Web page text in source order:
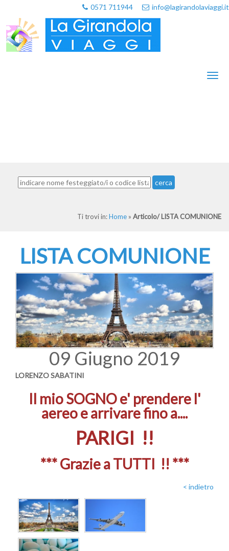
0571 711944 info@lagirandolaviaggi.it
cerca
Ti trovi in:Home » Articolo/ LISTA COMUNIONE
LISTA COMUNIONE
09 Giugno 2019
LORENZO SABATINI
Il mio SOGNO e' prendere l'
aereo e arrivare fino a....
PARIGI !!
*** Grazie a TUTTI !! ***
< indietro